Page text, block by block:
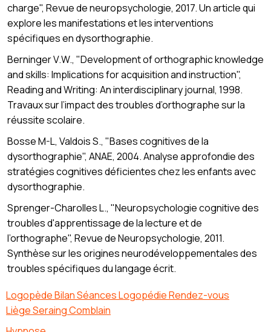
charge", Revue de neuropsychologie, 2017. Un article qui
explore les manifestations et les interventions
spécifiques en dysorthographie.
Berninger V.W., "Development of orthographic knowledge
and skills: Implications for acquisition and instruction",
Reading and Writing: An interdisciplinary journal, 1998.
Travaux sur l’impact des troubles d’orthographe sur la
réussite scolaire.
Bosse M-L, Valdois S., "Bases cognitives de la
dysorthographie", ANAE, 2004. Analyse approfondie des
stratégies cognitives déficientes chez les enfants avec
dysorthographie.
Sprenger-Charolles L., "Neuropsychologie cognitive des
troubles d'apprentissage de la lecture et de
l’orthographe", Revue de Neuropsychologie, 2011.
Synthèse sur les origines neurodéveloppementales des
troubles spécifiques du langage écrit.
Logopède Bilan Séances Logopédie Rendez-vous
Liège Seraing Comblain